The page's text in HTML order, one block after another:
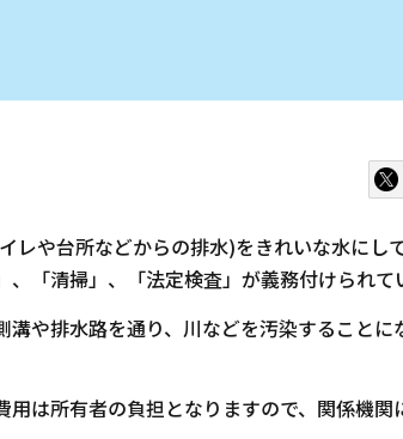
レや台所などからの排水)をきれいな水に
「清掃」、「法定検査」が義務付けられて
や排水路を通り、川などを汚染すること
用は所有者の負担となりますので、関係機関